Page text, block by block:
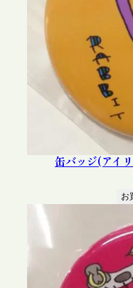
缶バッジ(アイ
お